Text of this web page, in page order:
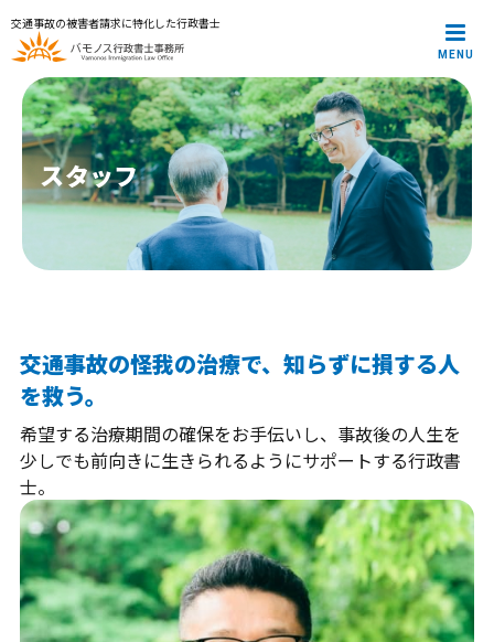
交通事故の被害者請求に特化した行政書士
MENU
スタッフ
交通事故の怪我の治療で、知らずに損する人
を救う。
希望する治療期間の確保をお手伝いし、事故後の人生を
少しでも前向きに生きられるようにサポートする行政書
士。
メインメニュー
トップページ
代表プロフィール
サービス案内
解決事例
お役立ち記事
プライバシーポリシー
お問合せ
何かご質問やご相談がございましたら、お気軽にお問合
せください。
事故後早めのご相談をお勧めします。